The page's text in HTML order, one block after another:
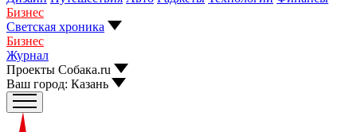
Бизнес
Светская хроника
Бизнес
Журнал
Проекты Собака.ru
Ваш город: Казань